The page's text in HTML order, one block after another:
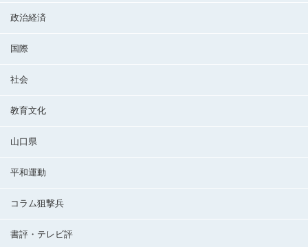
政治経済
国際
社会
教育文化
山口県
平和運動
コラム狙撃兵
書評・テレビ評